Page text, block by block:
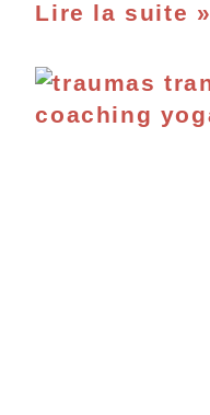
Lire la suite »